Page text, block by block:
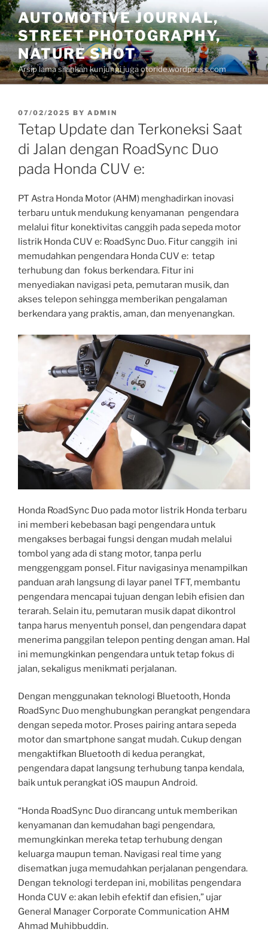
Skip
to
content
AUTOMOTIVE JOURNAL,
STREET PHOTOGRAPHY,
NATURE SHOT
Arsip lama silahkan kunjungi juga otoride.wordpress.com
POSTED
ON
07/02/2025 BY ADMIN
Tetap Update dan Terkoneksi Saat
di Jalan dengan RoadSync Duo
pada Honda CUV e:
PT Astra Honda Motor (AHM) menghadirkan inovasi
terbaru untuk mendukung kenyamanan pengendara
melalui fitur konektivitas canggih pada sepeda motor
listrik Honda CUV e: RoadSync Duo. Fitur canggih ini
memudahkan pengendara Honda CUV e: tetap
terhubung dan fokus berkendara. Fitur ini
menyediakan navigasi peta, pemutaran musik, dan
akses telepon sehingga memberikan pengalaman
berkendara yang praktis, aman, dan menyenangkan.
Honda RoadSync Duo pada motor listrik Honda terbaru
ini memberi kebebasan bagi pengendara untuk
mengakses berbagai fungsi dengan mudah melalui
tombol yang ada di stang motor, tanpa perlu
menggenggam ponsel. Fitur navigasinya menampilkan
panduan arah langsung di layar panel TFT, membantu
pengendara mencapai tujuan dengan lebih efisien dan
terarah. Selain itu, pemutaran musik dapat dikontrol
tanpa harus menyentuh ponsel, dan pengendara dapat
menerima panggilan telepon penting dengan aman. Hal
ini memungkinkan pengendara untuk tetap fokus di
jalan, sekaligus menikmati perjalanan.
Dengan menggunakan teknologi Bluetooth, Honda
RoadSync Duo menghubungkan perangkat pengendara
dengan sepeda motor. Proses pairing antara sepeda
motor dan smartphone sangat mudah. Cukup dengan
mengaktifkan Bluetooth di kedua perangkat,
pengendara dapat langsung terhubung tanpa kendala,
baik untuk perangkat iOS maupun Android.
“Honda RoadSync Duo dirancang untuk memberikan
kenyamanan dan kemudahan bagi pengendara,
memungkinkan mereka tetap terhubung dengan
keluarga maupun teman. Navigasi real time yang
disematkan juga memudahkan perjalanan pengendara.
Dengan teknologi terdepan ini, mobilitas pengendara
Honda CUV e: akan lebih efektif dan efisien,” ujar
General Manager Corporate Communication AHM
Ahmad Muhibbuddin.